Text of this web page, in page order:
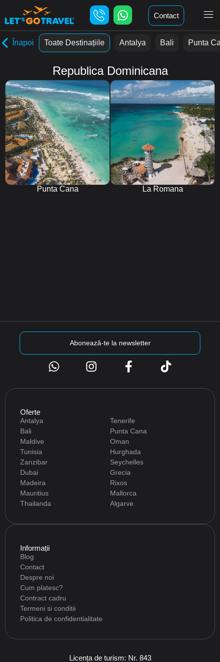
Contact
Înapoi Toate Destinațiile Antalya Bali Punta
Republica Dominicana
Punta Cana La Romana
Abonează-te la newsletter
Oferte
Antalya
Tenerife
Bali
Punta Cana
Maldive
Oman
Tunisia
Hurghada
Zanzibar
Seychelles
Dubai
Grecia
Madeira
Rixos
Mauritius
Mallorca
Thailanda
Algarve
Informații
Blog
Contact
Despre noi
Cum platesc?
Contract cadru
Termeni si conditii
Politica de confidentialitate
Licența de turism: Nr. 843